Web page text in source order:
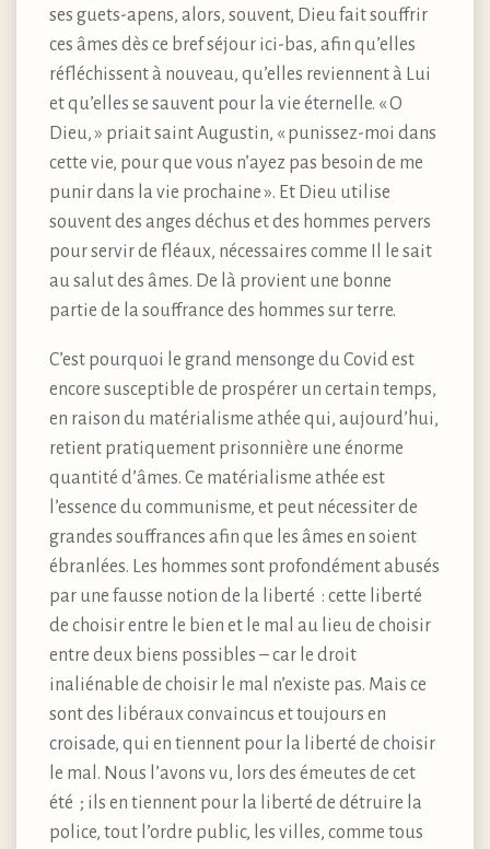
ses guets-apens, alors, souvent, Dieu fait souffrir
ces âmes dès ce bref séjour ici-bas, afin qu’elles
réfléchissent à nouveau, qu’elles reviennent à Lui
et qu’elles se sauvent pour la vie éternelle. « O
Dieu, » priait saint Augustin, « punissez-moi dans
cette vie, pour que vous n’ayez pas besoin de me
punir dans la vie prochaine ». Et Dieu utilise
souvent des anges déchus et des hommes pervers
pour servir de fléaux, nécessaires comme Il le sait
au salut des âmes. De là provient une bonne
partie de la souffrance des hommes sur terre.
C’est pourquoi le grand mensonge du Covid est
encore susceptible de prospérer un certain temps,
en raison du matérialisme athée qui, aujourd’hui,
retient pratiquement prisonnière une énorme
quantité d’âmes. Ce matérialisme athée est
l’essence du communisme, et peut nécessiter de
grandes souffrances afin que les âmes en soient
ébranlées. Les hommes sont profondément abusés
par une fausse notion de la liberté : cette liberté
de choisir entre le bien et le mal au lieu de choisir
entre deux biens possibles – car le droit
inaliénable de choisir le mal n’existe pas. Mais ce
sont des libéraux convaincus et toujours en
croisade, qui en tiennent pour la liberté de choisir
le mal. Nous l’avons vu, lors des émeutes de cet
été ; ils en tiennent pour la liberté de détruire la
police, tout l’ordre public, les villes, comme tous